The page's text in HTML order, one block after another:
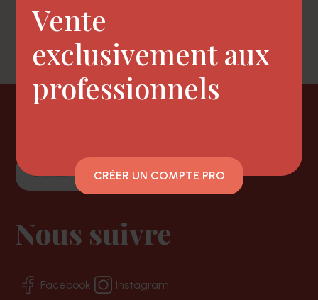
Nous suivre
Facebook Instagram
Vente
exclusivement aux
professionnels
CRÉER UN COMPTE PRO